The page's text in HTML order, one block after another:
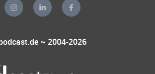
~ 2004-2026